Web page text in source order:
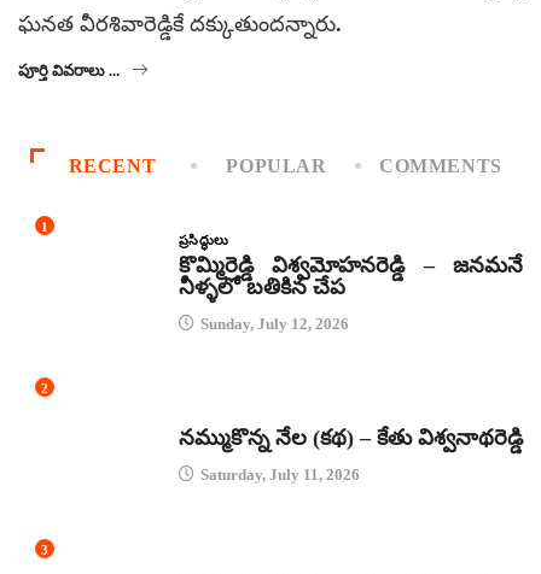
ఘనత వీరశివారెడ్డికే దక్కుతుందన్నారు.
పూర్తి వివరాలు ...
RECENT POPULAR COMMENTS
1
ప్రసిద్ధులు
కొమ్మిరెడ్డి విశ్వమోహనరెడ్డి – జనమనే
నీళ్ళలో బతికిన చేప
Sunday, July 12, 2026
2
నమ్ముకొన్న నేల (కథ) – కేతు విశ్వనాథరెడ్డి
Saturday, July 11, 2026
3